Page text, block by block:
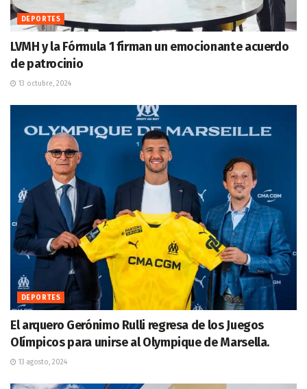
DEPORTES
LVMH y la Fórmula 1 firman un emocionante acuerdo
de patrocinio
13 octubre, 2024
DEPORTES
El arquero Gerónimo Rulli regresa de los Juegos
Olímpicos para unirse al Olympique de Marsella.
13 agosto, 2024